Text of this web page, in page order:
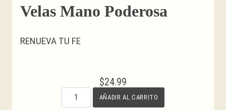
Velas Mano Poderosa
RENUEVA TU FE
$24.99
Mano
Más
AÑADIR AL CARRITO